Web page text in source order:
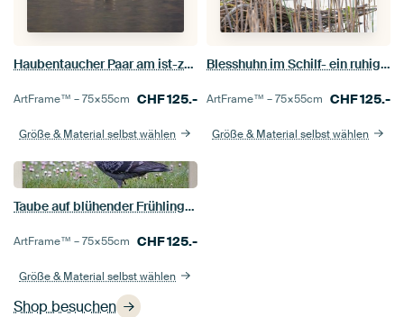
Shop besuchen
Haubentaucher Paar am ist-zärtlicher Moment im Morgenlicht am See
ArtFrame™ –75×55cm CHF125.-
Größe & Material selbst wählen
Blesshuhn im Schilf- ein ruhiger Moment am See
ArtFrame™ –75×55cm CHF125.-
Größe & Material selbst wählen
Taube auf blühender Frühlingswiese
ArtFrame™ –75×55cm CHF125.-
Größe & Material selbst wählen